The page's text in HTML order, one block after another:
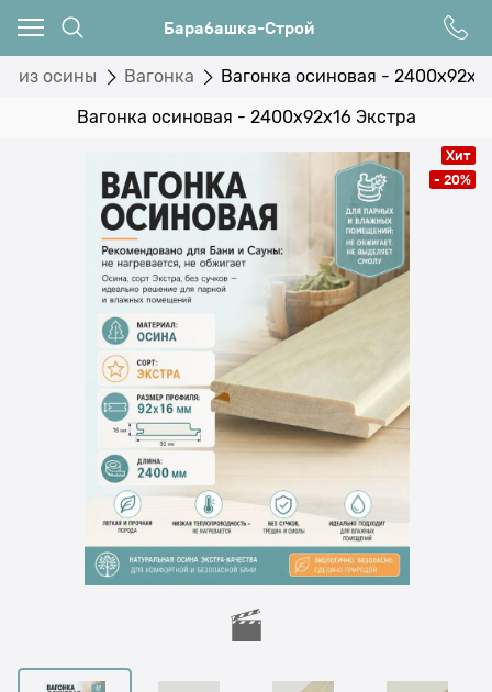
Барабашка-Строй
из осины Вагонка Вагонка осиновая -
Вагонка осиновая - 2400x92x16 Экстра
Хит
- 20%